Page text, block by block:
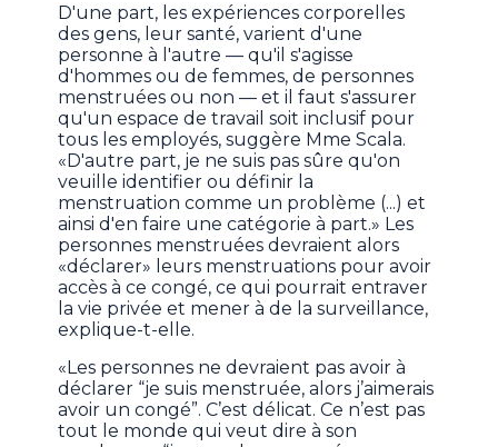
D'une part, les expériences corporelles
des gens, leur santé, varient d'une
personne à l'autre — qu'il s'agisse
d'hommes ou de femmes, de personnes
menstruées ou non — et il faut s'assurer
qu'un espace de travail soit inclusif pour
tous les employés, suggère Mme Scala.
«D'autre part, je ne suis pas sûre qu'on
veuille identifier ou définir la
menstruation comme un problème (...) et
ainsi d'en faire une catégorie à part.» Les
personnes menstruées devraient alors
«déclarer» leurs menstruations pour avoir
accès à ce congé, ce qui pourrait entraver
la vie privée et mener à de la surveillance,
explique-t-elle.
«Les personnes ne devraient pas avoir à
déclarer “je suis menstruée, alors j’aimerais
avoir un congé”. C’est délicat. Ce n’est pas
tout le monde qui veut dire à son